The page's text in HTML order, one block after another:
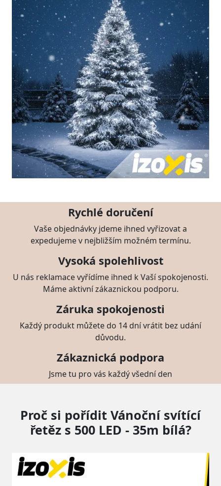
Rychlé doručení
Vaše objednávky jdeme ihned vyřizovat a
expedujeme v nejbližším možném termínu.
Vysoká spolehlivost
U nás reklamace vyřídíme ihned k Vaší spokojenosti.
Máme aktivní zákaznickou podporu.
Záruka spokojenosti
Každý produkt můžete do 14 dní vrátit bez udání
důvodu.
Zákaznická podpora
Jsme tu pro vás každý všední den
Proč si pořídit Vánoční svítící
řetěz s 500 LED - 35m bílá?